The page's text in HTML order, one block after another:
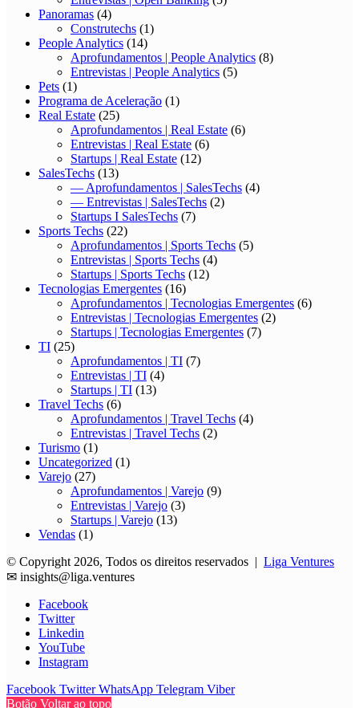
Panoramas (4)
Construtechs (1)
People Analytics (14)
Aprofundamentos | People Analytics (8)
Entrevistas | People Analytics (5)
Pets (1)
Programa de Aceleração (1)
Real Estate (25)
Aprofundamentos | Real Estate (6)
Entrevistas | Real Estate (6)
Startups | Real Estate (12)
SalesTechs (13)
— Aprofundamentos | SalesTechs (4)
— Entrevistas | SalesTechs (2)
Startups I SalesTechs (7)
Sports Techs (22)
Aprofundamentos | Sports Techs (5)
Entrevistas | Sports Techs (4)
Startups | Sports Techs (12)
Tecnologias Emergentes (16)
Aprofundamentos | Tecnologias Emergentes (6)
Entrevistas | Tecnologias Emergentes (2)
Startups | Tecnologias Emergentes (7)
TI (25)
Aprofundamentos | TI (7)
Entrevistas | TI (4)
Startups | TI (13)
Travel Techs (6)
Aprofundamentos | Travel Techs (4)
Entrevistas | Travel Techs (2)
Turismo (1)
Uncategorized (1)
Varejo (27)
Aprofundamentos | Varejo (9)
Entrevistas | Varejo (3)
Startups | Varejo (13)
Vendas (1)
© Copyright 2026, Todos os direitos reservados | Liga Ventures
✉ insights@liga.ventures
Facebook
Twitter
Linkedin
YouTube
Instagram
Facebook Twitter WhatsApp Telegram Viber
Botão Voltar ao topo